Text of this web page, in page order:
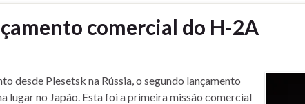
comercial do H-2A
desde Plesetsk na Rússia, o segundo lançamento
lugar no Japão. Esta foi a primeira missão comercial